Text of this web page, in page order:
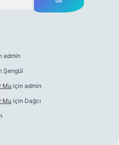
admin
Şengül
Mu için admin
Mu için Dağcı